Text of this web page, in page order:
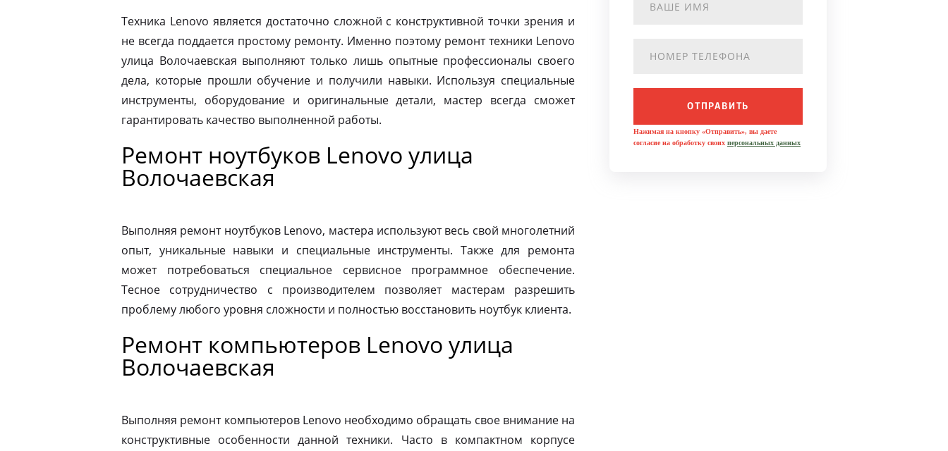
Техника Lenovo является достаточно сложной с конструктивной точки зрения и
не всегда поддается простому ремонту. Именно поэтому ремонт техники Lenovo
улица Волочаевская выполняют только лишь опытные профессионалы своего
дела, которые прошли обучение и получили навыки. Используя специальные
инструменты, оборудование и оригинальные детали, мастер всегда сможет
гарантировать качество выполненной работы.
Ремонт ноутбуков Lenovo улица
Волочаевская
Выполняя ремонт ноутбуков Lenovo, мастера используют весь свой многолетний
опыт, уникальные навыки и специальные инструменты. Также для ремонта
может потребоваться специальное сервисное программное обеспечение.
Тесное сотрудничество с производителем позволяет мастерам разрешить
проблему любого уровня сложности и полностью восстановить ноутбук клиента.
Ремонт компьютеров Lenovo улица
Волочаевская
Выполняя ремонт компьютеров Lenovo необходимо обращать свое внимание на
конструктивные особенности данной техники. Часто в компактном корпусе
ОТПРАВИТЬ
Нажимая на кнопку «Отправить», вы даете
согласие на обработку своих персональных данных